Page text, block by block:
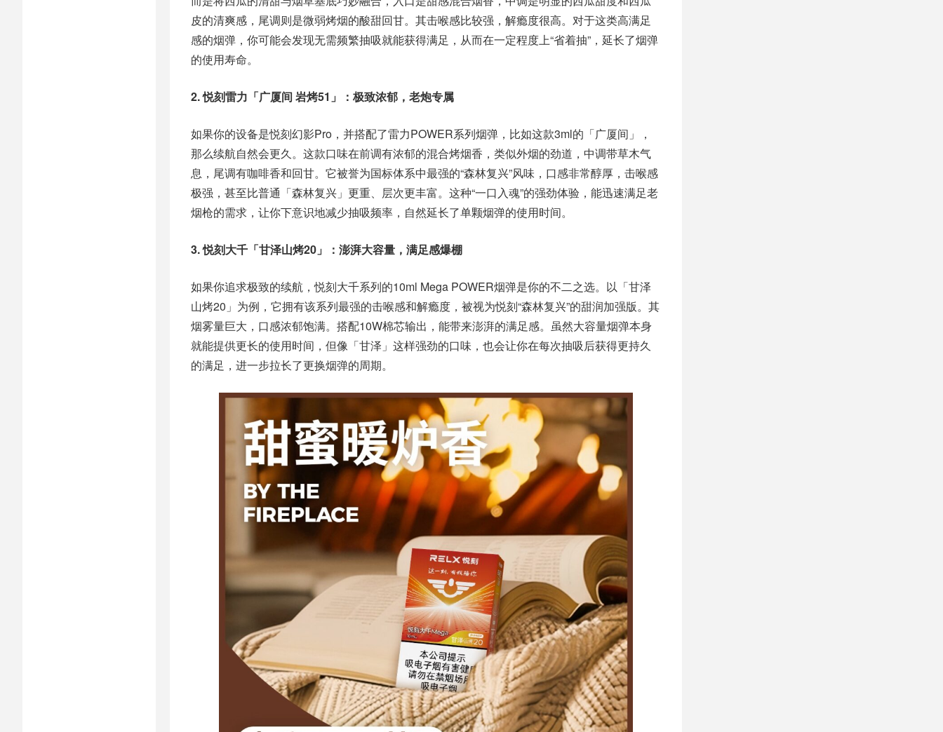
皮的清爽感，尾调则是微弱烤烟的酸甜回甘。其击喉感比较强，解瘾度很高。对于这类高满足
感的烟弹，你可能会发现无需频繁抽吸就能获得满足，从而在一定程度上“省着抽”，延长了烟弹
的使用寿命。
2. 悦刻雷力「广厦间 岩烤51」：极致浓郁，老炮专属
如果你的设备是悦刻幻影Pro，并搭配了雷力POWER系列烟弹，比如这款3ml的「广厦间」，
那么续航自然会更久。这款口味在前调有浓郁的混合烤烟香，类似外烟的劲道，中调带草木气
息，尾调有咖啡香和回甘。它被誉为国标体系中最强的“森林复兴”风味，口感非常醇厚，击喉感
极强，甚至比普通「森林复兴」更重、层次更丰富。这种“一口入魂”的强劲体验，能迅速满足老
烟枪的需求，让你下意识地减少抽吸频率，自然延长了单颗烟弹的使用时间。
3. 悦刻大千「甘泽山烤20」：澎湃大容量，满足感爆棚
如果你追求极致的续航，悦刻大千系列的10ml Mega POWER烟弹是你的不二之选。以「甘泽
山烤20」为例，它拥有该系列最强的击喉感和解瘾度，被视为悦刻“森林复兴”的甜润加强版。其
烟雾量巨大，口感浓郁饱满。搭配10W棉芯输出，能带来澎湃的满足感。虽然大容量烟弹本身
就能提供更长的使用时间，但像「甘泽」这样强劲的口味，也会让你在每次抽吸后获得更持久
的满足，进一步拉长了更换烟弹的周期。